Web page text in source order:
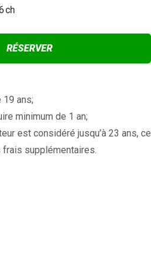
ch
RÉSERVER
19 ans;
minimum de 1 an;
est considéré jusqu’à 23 ans, ce
supplémentaires.